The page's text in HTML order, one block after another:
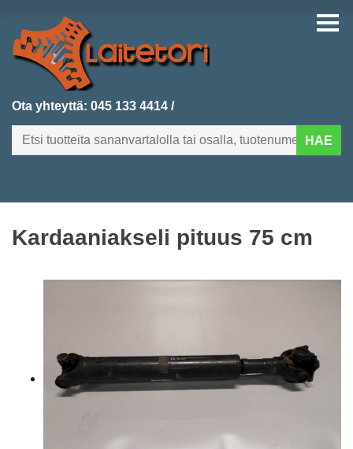
Ota yhteyttä: 045 133 4414 /
HAE
ETUSIVU
YHTEYSTIEDOT
Kardaaniakseli pituus 75 cm